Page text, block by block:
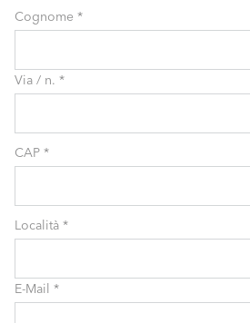
Cognome *
Via / n. *
CAP *
Località *
E-Mail *